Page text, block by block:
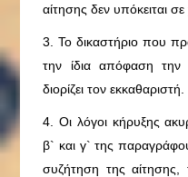
αίτησης δεν υπόκειται
3. Το δικαστήριο που
την ίδια απόφαση την
διορίζει τον εκκαθαριστή.
4. Οι λόγοι κήρυξης
β` και γ` της
συζήτηση της αίτησης,